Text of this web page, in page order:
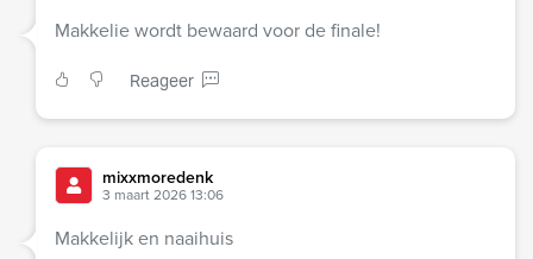
Makkelie wordt bewaard voor de finale!
Reageer
mixxmoredenk
3 maart 2026 13:06
Makkelijk en naaihuis